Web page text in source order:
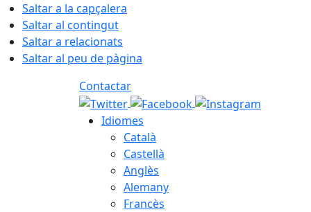
Saltar a la capçalera
Saltar al contingut
Saltar a relacionats
Saltar al peu de pàgina
Contactar
Idiomes
Català
Castellà
Anglès
Alemany
Francès